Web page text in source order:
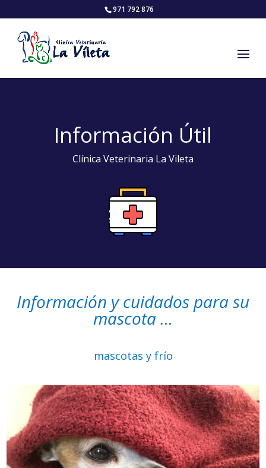
971 792 876
Información Útil
Clínica Veterinaria La Vileta
Información y cuidados para su
mascota …
mascotas y frío